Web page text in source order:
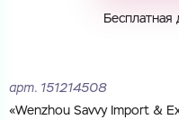
Комментарий
Cоглашаюсь на
Файл с реквизитами
МБ)
Бесплатная
арт. 151214508
«Wenzhou Savvy Import &